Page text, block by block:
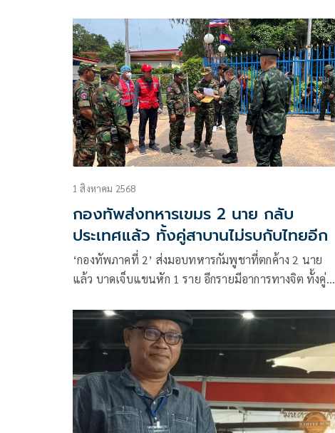
1 สิงหาคม 2568
กองทัพส่งทหารเขมร 2 นาย กลับ
ประเทศแล้ว ทั้งคู่สาบานไม่รบกับไทยอีก
‘กองทัพภาคที่ 2’ ส่งมอบทหารกัมพูชาที่ตกค้าง 2 นาย
แล้ว บาดเจ็บแขนหัก 1 ราย อีกรายมีอาการทางจิต ทั้งคู่